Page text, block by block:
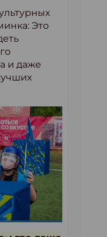
Это
и даже